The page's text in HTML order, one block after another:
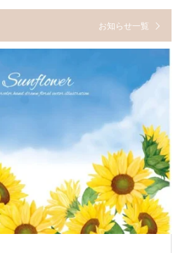
お知らせ一覧